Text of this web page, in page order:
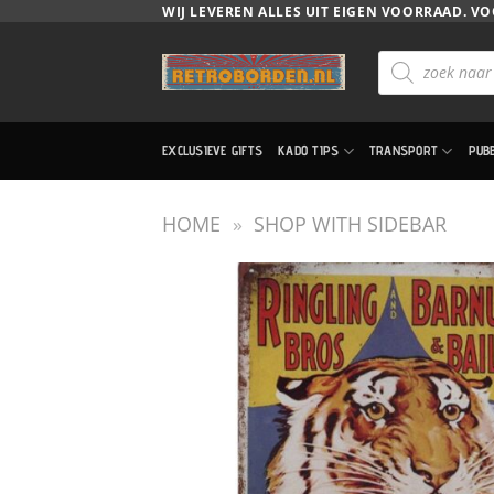
WIJ LEVEREN ALLES UIT EIGEN VOORRAAD.
Producten
zoeken
EXCLUSIEVE GIFTS KADO TIPS TRANSPORT
HOME » SHOP WITH SIDEBAR